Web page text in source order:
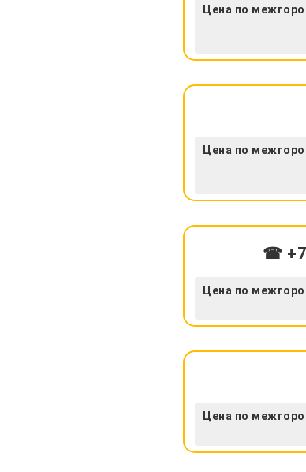
Цена по
Цена по
☎ +7
Цена по
Цена по